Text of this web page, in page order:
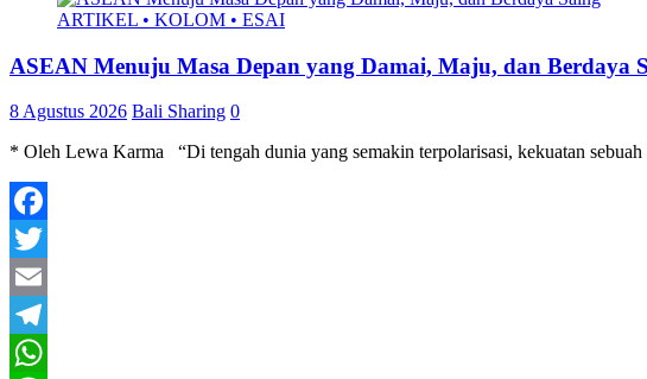
ARTIKEL • KOLOM • ESAI
ASEAN Menuju Masa Depan yang Damai, Maju, dan Berdaya
8 Agustus 2026 Bali Sharing 0
* Oleh Lewa Karma “Di tengah dunia yang semakin terpolarisasi, kekuatan
Facebook
Twitter
Email
Telegram